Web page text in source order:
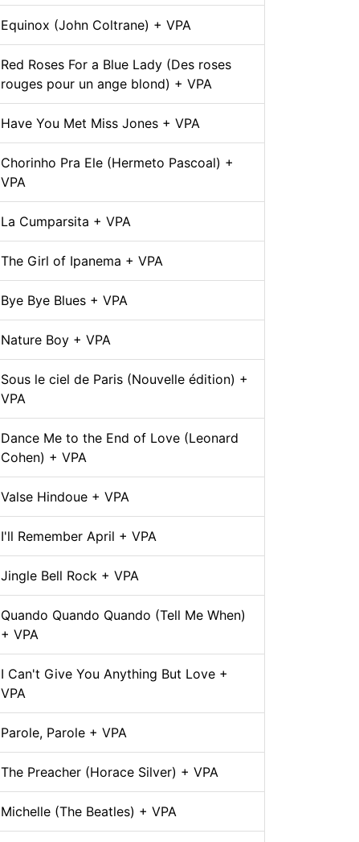
Equinox (John Coltrane) + VPA
Red Roses For a Blue Lady (Des roses
rouges pour un ange blond) + VPA
Have You Met Miss Jones + VPA
Chorinho Pra Ele (Hermeto Pascoal) +
VPA
La Cumparsita + VPA
The Girl of Ipanema + VPA
Bye Bye Blues + VPA
Nature Boy + VPA
Sous le ciel de Paris (Nouvelle édition) +
VPA
Dance Me to the End of Love (Leonard
Cohen) + VPA
Valse Hindoue + VPA
I'll Remember April + VPA
Jingle Bell Rock + VPA
Quando Quando Quando (Tell Me When)
+ VPA
I Can't Give You Anything But Love +
VPA
Parole, Parole + VPA
The Preacher (Horace Silver) + VPA
Michelle (The Beatles) + VPA